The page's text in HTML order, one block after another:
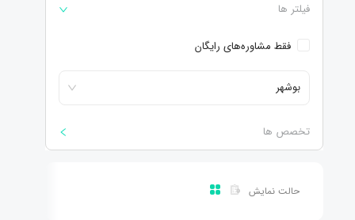
فیلتر ها
فقط مشاوره‌های رایگان
بوشهر
تخصص ها
حالت نمایش